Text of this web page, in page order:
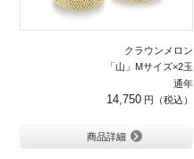
クラウンメロン
「山」Mサイズ×2玉
通年
14,750
商品詳細